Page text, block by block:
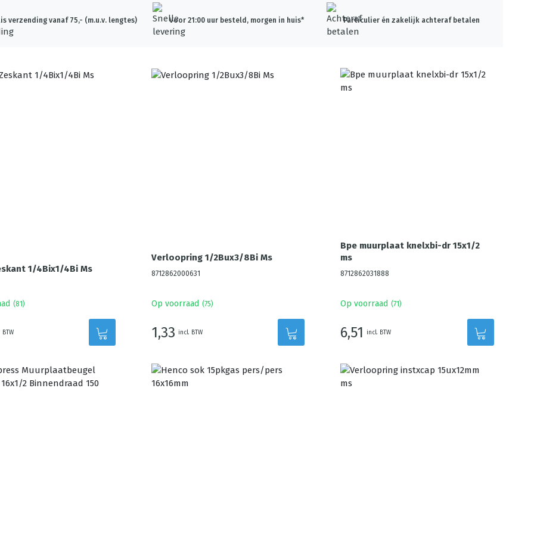
verzending vanaf 75,- (m.u.v. lengtes) Voor 21:00 uur besteld, morgen in huis* Particulier én zakelijk achteraf betalen
1/4Bix1/4Bi Ms
(81 )
Verloopring 1/2Bux3/8Bi Ms
8712862000631
Op voorraad (75)
1,33 incl. BTW
Bpe muurplaat knelxbi-dr 15x1/2
ms
8712862031888
Op voorraad (71 )
6,51 incl. BTW